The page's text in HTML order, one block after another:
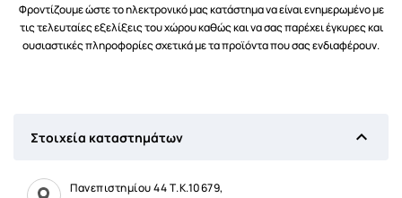
Φροντίζουμε ώστε το ηλεκτρονικό μας κατάστημα να είναι ενημερωμένο με
τις τελευταίες εξελίξεις του χώρου καθώς και να σας παρέχει έγκυρες και
ουσιαστικές πληροφορίες σχετικά με τα προϊόντα που σας ενδιαφέρουν.
Στοιχεία καταστημάτων 
Πανεπιστημίου 44 Τ.Κ.10679,